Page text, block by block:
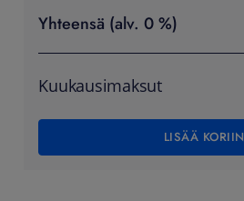
Yhteensä (alv. 0 %)
Kuukausimaksut
LISÄÄ KORIIN